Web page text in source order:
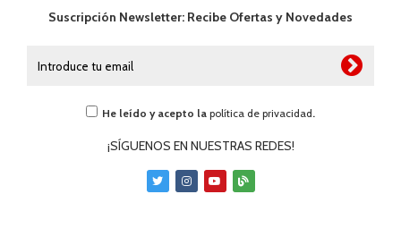
Suscripción Newsletter: Recibe Ofertas y Novedades
He leído y acepto la política de privacidad.
¡SÍGUENOS EN NUESTRAS REDES!